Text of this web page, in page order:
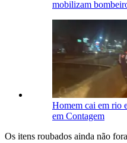
mobilizam
Homem cai em rio
em Contagem
Os itens roubados ainda não